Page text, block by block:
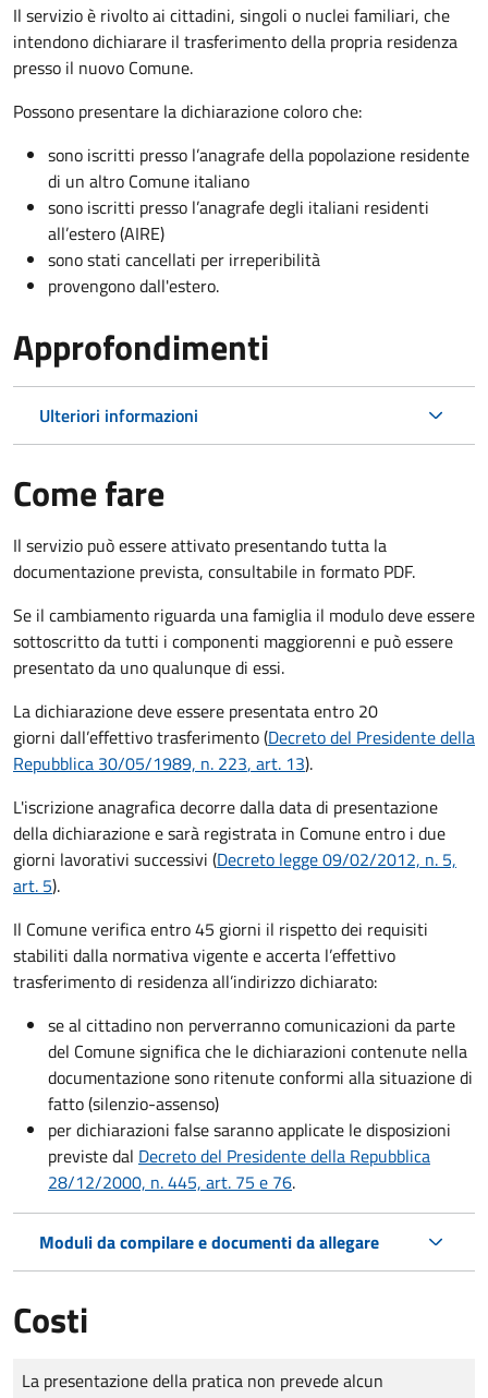
Il servizio è rivolto ai cittadini, singoli o nuclei familiari, che
intendono dichiarare il trasferimento della propria residenza
presso il nuovo Comune.
Possono presentare la dichiarazione coloroche:
sono iscritti presso l’anagrafe della popolazione residente
di un altro Comune italiano
sono iscritti presso l’anagrafe degli italiani residenti
all’estero (AIRE)
sono stati cancellati per irreperibilità
provengono dall'estero.
Approfondimenti
Ulteriori informazioni
Come fare
Il servizio può essere attivato presentando tutta la
documentazione prevista, consultabile in formato PDF.
Se il cambiamento riguarda una famiglia il modulo deve essere
sottoscritto da tutti i componenti maggiorenni e può essere
presentato da uno qualunque di essi.
La dichiarazione deve essere presentata entro 20
giorni dall’effettivo trasferimento (Decreto del Presidente della
Repubblica 30/05/1989, n. 223, art. 13).
L'iscrizione anagrafica decorre dalla data di presentazione
della dichiarazione e sarà registrata in Comune entro i due
giorni lavorativi successivi (Decreto legge 09/02/2012, n. 5,
art. 5).
Il Comune verifica entro45 giorni il rispetto dei requisiti
stabiliti dalla normativa vigente e accerta l’effettivo
trasferimento di residenza all’indirizzo dichiarato:
se al cittadino non perverranno comunicazioni da parte
del Comune significa che le dichiarazioni contenute nella
documentazione sono ritenute conformi alla situazione di
fatto (silenzio-assenso)
per dichiarazioni false saranno applicate le disposizioni
previste dal Decreto del Presidente della Repubblica
28/12/2000, n. 445, art. 75 e 76.
Moduli da compilare e documenti da allegare
Costi
Tipo di pagamento
Importo
La presentazione della pratica non prevede alcun